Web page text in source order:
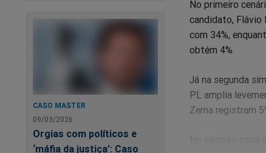
CASO MASTER
09/03/2026
Orgias com políticos e
‘máfia da justiça’: Caso
No primeiro
candidato, Flávio
com 34%,
obtém 4%.
Já na segunda
PL amplia
Zema registram